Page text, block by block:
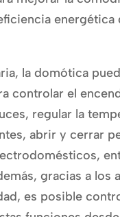
energética
la domótica
controlar el
regular la
abrir y cerrar
gracias a los
es posible